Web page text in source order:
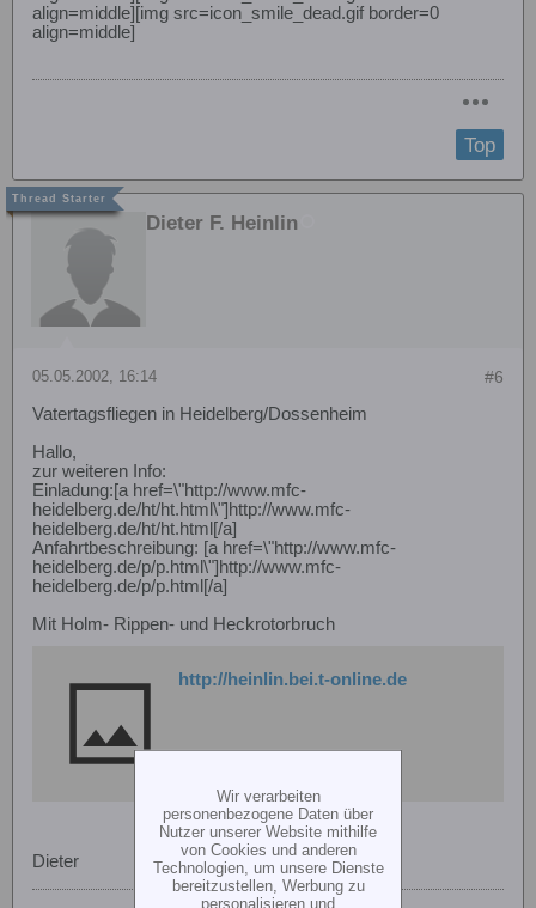
align=middle][img src=icon_smile_dead.gif border=0
align=middle]
Top
Dieter F. Heinlin
#6
05.05.2002, 16:14
Vatertagsfliegen in Heidelberg/Dossenheim
Hallo,
zur weiteren Info:
Einladung:[a href=\"http://www.mfc-
heidelberg.de/ht/ht.html\"]http://www.mfc-
heidelberg.de/ht/ht.html[/a]
Anfahrtbeschreibung: [a href=\"http://www.mfc-
heidelberg.de/p/p.html\"]http://www.mfc-
heidelberg.de/p/p.html[/a]
Mit Holm- Rippen- und Heckrotorbruch
http://heinlin.bei.t-online.de
Dieter
Wir verarbeiten
personenbezogene Daten über
Nutzer unserer Website mithilfe
von Cookies und anderen
Technologien, um unsere Dienste
bereitzustellen, Werbung zu
personalisieren und